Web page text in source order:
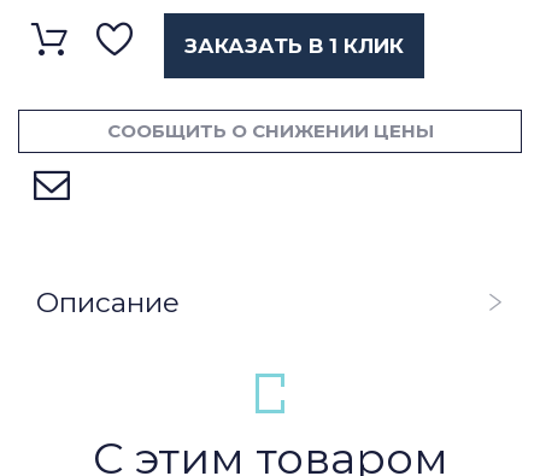
ЗАКАЗАТЬ В 1 КЛИК
СООБЩИТЬ О СНИЖЕНИИ ЦЕНЫ
Описание
С этим товаром